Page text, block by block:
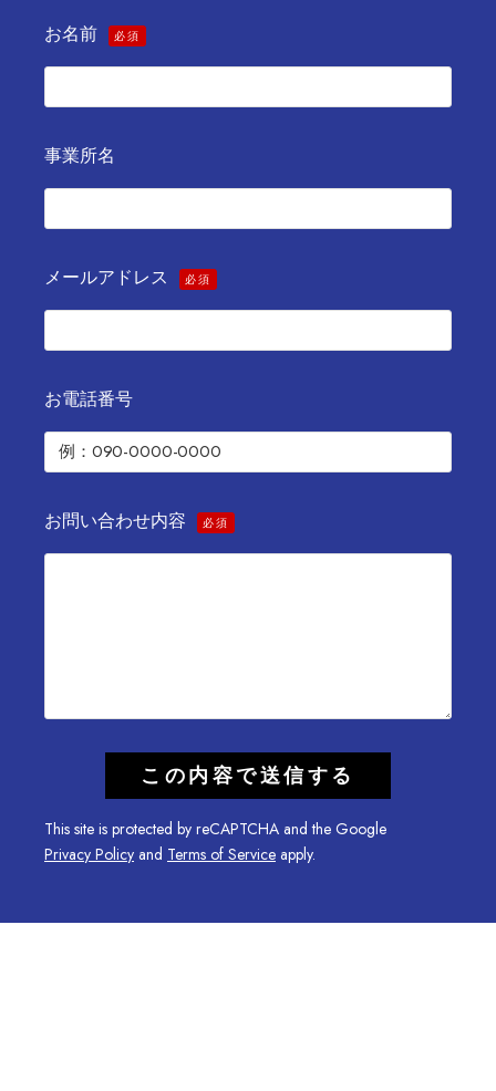
お名前 必須
事業所名
メールアドレス 必須
お電話番号
お問い合わせ内容 必須
This site is protected by reCAPTCHA and the Google
Privacy Policy and Terms of Service apply.